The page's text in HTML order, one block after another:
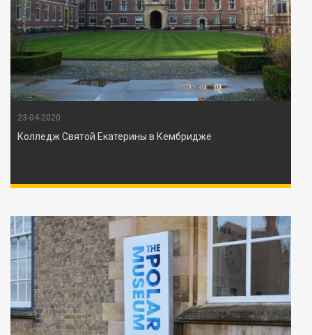
23-04-2020
Колледж Святой Екатерины в Кембридже